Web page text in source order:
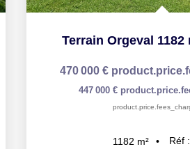
Terrain Orgeval 1182
470 000 €
447 000 €
1182 m² Réf :